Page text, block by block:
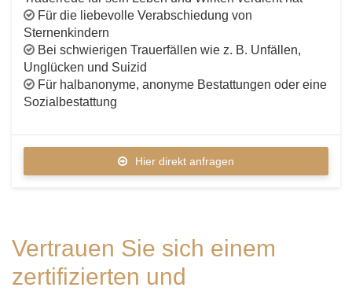
Für die liebevolle Verabschiedung von
Sternenkindern
Bei schwierigen Trauerfällen wie z. B. Unfällen,
Unglücken und Suizid
Für halbanonyme, anonyme Bestattungen oder eine
Sozialbestattung
Hier direkt anfragen
Vertrauen Sie sich einem
zertifizierten und